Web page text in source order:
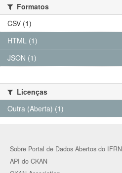
Formatos
CSV (1)
HTML (1)
JSON (1)
Licenças
Outra (Aberta) (1)
Sobre Portal de Dados Abertos do IFRN
API do CKAN